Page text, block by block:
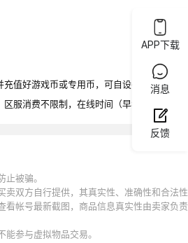
APP下载
消息
反馈
充值好游戏币或专用币，可自设密保或游戏
区服消费不限制，在线时间（早8.00--凌晨1：
止被骗。
卖双方自行提供，其真实性、准确性和合法
看帐号最新截图，商品信息真实性由卖家负
能参与虚拟物品交易。